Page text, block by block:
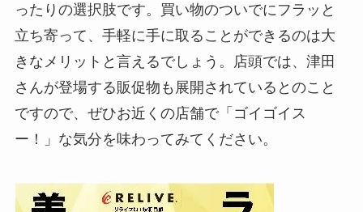
ったりの選択肢です。買い物のついでにフラッと
立ち寄って、手軽に手に取ることができるのは大
きなメリットと言えるでしょう。店頭では、津田
さんが登場する販促物も展開されているとのこと
ですので、ぜひお近くの店舗で「ゴイゴイス
ー！」な気分を味わってみてください。